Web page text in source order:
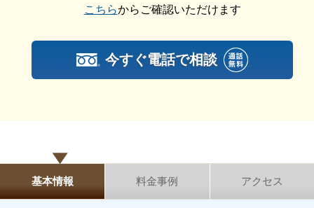
一日葬とは、お通夜をせず告別式と火葬を1日で終え
アイワホール戸田は一日葬にも対応しております。
こちらからご確認いただけます
今すぐ電話で相談
基本情報 料金事例 アクセス